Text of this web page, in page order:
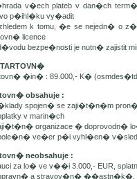
v�ech plateb v dan�ch
p�ihl�ku vy�adit
k tomu, �e se nejedn� o
licence
bezpe�nosti je nutn� zajistit
�in� : 89.000,- K�
obsahuje :
spojen� se zaji�t�n�m
v marin�ch
organizace � doprovodn�
ve�er p�i vyhl�en�
neobsahuje :
za lo� ve v��i 3.000,- EUR,
a stravov�n� ��astn�k�,